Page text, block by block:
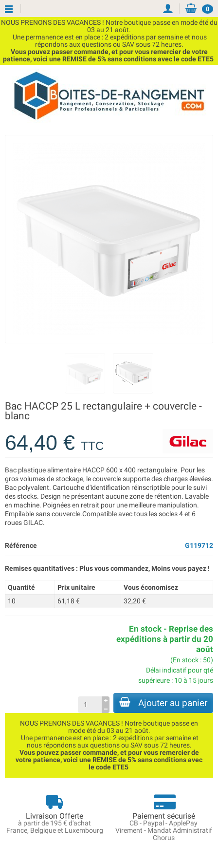
NOUS PRENONS DES VACANCES ! Notre boutique passe en mode été du
03 au 21 août.
Une permanence est en place : 2 expéditions par semaine et nous
répondons aux questions ou SAV sous 72 heures.
Vous pouvez passer commande, et pour vous remercier de votre
patience, voici une REMISE de 5% sans conditions avec le code ETE5
0
Bac HACCP 25 L rectangulaire + couvercle -
blanc
64,40 € TTC
Bac plastique alimentaire HACCP 600 x 400 rectangulaire. Pour les
gros volumes de stockage, le couvercle supporte des charges élevées.
Bac polyvalent. Cartouche d'identification réinscriptible pour le suivi
des stocks. Design ne présentant aucune zone de rétention. Lavable
en machine. Poignées en retrait pour une meilleure manipulation.
Empilable sans couvercle.Compatible avec tous les socles 4 et 6
roues GILAC.
Référence G119712
Remises quantitatives : Plus vous commandez, Moins vous payez !
Quantité Prix unitaire
Vous économisez
10
61,18 € 32,20 €
En stock - Reprise des
expéditions à partir du 20
août
(En stock : 50)
Délai indicatif pour qté
supérieure : 10 à 15 jours
Ajouter au panier
NOUS PRENONS DES VACANCES ! Notre boutique passe en
mode été du 03 au 21 août.
Une permanence est en place : 2 expéditions par semaine et
nous répondons aux questions ou SAV sous 72 heures.
Vous pouvez passer commande, et pour vous remercier de
votre patience, voici une REMISE de 5% sans conditions avec
le code ETE5
Livraison Offerte
à partir de 195 € d'achat
France, Belgique et Luxembourg
Paiement sécurisé
CB - Paypal - ApplePay
Virement - Mandat Administratif
Chorus